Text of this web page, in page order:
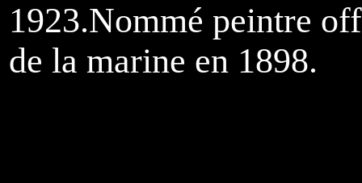
1923.Nommé peintre
de la marine en 1898.